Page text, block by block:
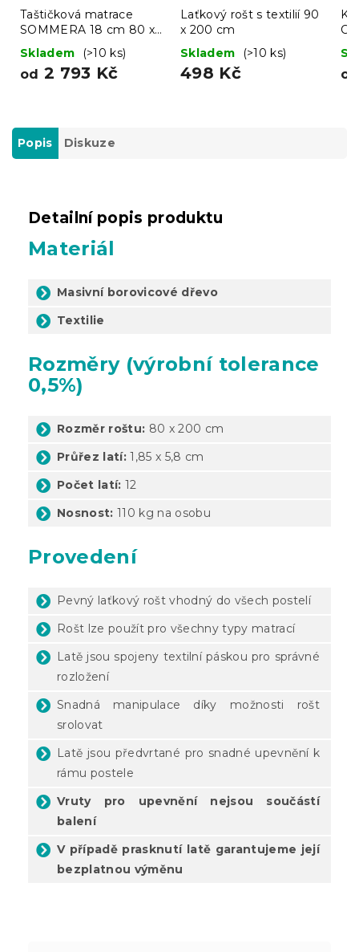
Taštičková matrace
SOMMERA 18 cm 80 x
200 cm
Skladem (>10 ks)
od 2 793 Kč
Laťkový rošt s textilií 90
x 200 cm
Skladem
(>10 ks)
498 Kč od
Popis Diskuze
Detailní popis produktu
Materiál
Masivní borovicové dřevo
Textilie
Rozměry (výrobní tolerance
0,5%)
Rozměr roštu: 80 x 200 cm
Průřez latí: 1,85 x 5,8 cm
Počet latí: 12
Nosnost: 110 kg na osobu
Provedení
Pevný laťkový rošt vhodný do všech postelí
Rošt lze použít pro všechny typy matrací
Latě jsou spojeny textilní páskou pro správné
rozložení
Snadná manipulace díky možnosti rošt
srolovat
Latě jsou předvrtané pro snadné upevnění k
rámu postele
Vruty pro upevnění nejsou součástí
balení
V případě prasknutí latě garantujeme její
bezplatnou výměnu